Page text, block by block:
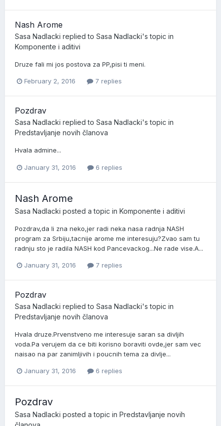
Nash Arome
Sasa Nadlacki replied to Sasa Nadlacki's topic in
Komponente i aditivi
Druze fali mi jos postova za PP,pisi ti meni.
February 2, 2016 7 replies
Pozdrav
Sasa Nadlacki replied to Sasa Nadlacki's topic in
Predstavljanje novih članova
Hvala admine...
January 31, 2016 6 replies
Nash Arome
Sasa Nadlacki posted a topic in Komponente i aditivi
Pozdrav,da li zna neko,jer radi neka nasa radnja NASH
program za Srbiju,tacnije arome me interesuju?Zvao sam tu
radnju sto je radila NASH kod Pancevackog...Ne rade vise.A...
January 31, 2016 7 replies
Pozdrav
Sasa Nadlacki replied to Sasa Nadlacki's topic in
Predstavljanje novih članova
Hvala druze.Prvenstveno me interesuje saran sa divljih
voda.Pa verujem da ce biti korisno boraviti ovde,jer sam vec
naisao na par zanimljivih i poucnih tema za divlje...
January 31, 2016 6 replies
Pozdrav
Sasa Nadlacki posted a topic in Predstavljanje novih